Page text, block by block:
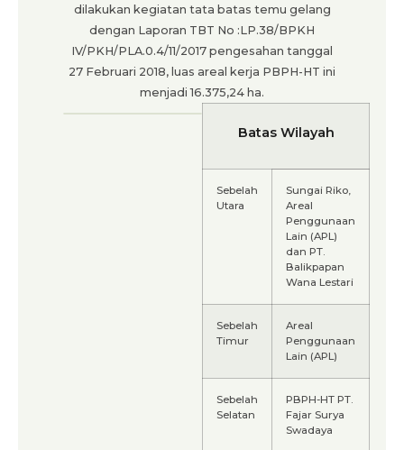
dilakukan kegiatan tata batas temu gelang
dengan Laporan TBT No :LP.38/BPKH
IV/PKH/PLA.0.4/11/2017 pengesahan tanggal
27 Februari 2018, luas areal kerja PBPH-HT ini
menjadi 16.375,24 ha.
Batas Wilayah
Sebelah
Utara
Sungai Riko,
Areal
Penggunaan
Lain (APL)
dan PT.
Balikpapan
Wana Lestari
Sebelah
Timur
Areal
Penggunaan
Lain (APL)
Sebelah
Selatan
PBPH-HT PT.
Fajar Surya
Swadaya